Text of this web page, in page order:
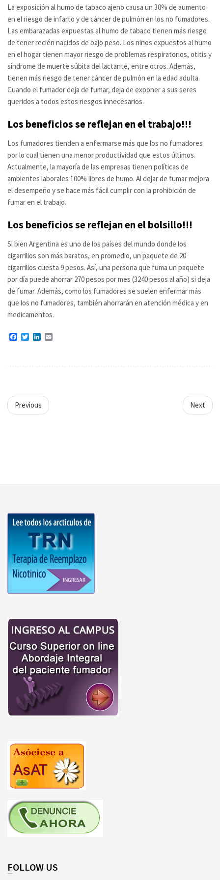
La exposición al humo de tabaco ajeno causa un 30% de aumento
en el riesgo de infarto y de cáncer de pulmón en los no fumadores.
Las embarazadas expuestas al humo de tabaco tienen más riesgo
de tener recién nacidos de bajo peso. Los niños expuestos al humo
en el hogar tienen mayor riesgo de problemas respiratorios, otitis y
síndrome de muerte súbita del lactante, entre otros. Además,
tienen más riesgo de tener cáncer de pulmón en la edad adulta.
Cuando el fumador deja de fumar, deja de exponer a sus seres
queridos a todos estos riesgos innecesarios.
Los beneficios se reflejan en el trabajo!!!
Los fumadores tienden a enfermarse más que los no fumadores
por lo cual tienen una menor productividad que estos últimos.
Actualmente, la mayoría de las empresas tienen políticas de
ambientes laborales 100% libres de humo. Al dejar de fumar mejora
el desempeño y se hace más fácil cumplir con la prohibición de
fumar en el trabajo.
Los beneficios se reflejan en el bolsillo!!!
Si bien Argentina es uno de los países del mundo donde los
cigarrillos son más baratos, en promedio, un paquete de 20
cigarrillos cuesta 9 pesos. Así, una persona que fuma un paquete
por día puede ahorrar 270 pesos por mes (3240 pesos al año) si deja
de fumar. Además, como los fumadores se suelen enfermar más
que los no fumadores, también ahorrarán en atención médica y en
medicamentos.
Facebook
TwitterLinkedIn
Previous Next
FOLLOW US